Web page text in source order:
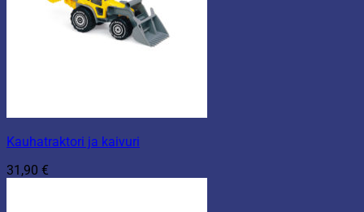
Kauhatraktori ja kaivuri
31,90 €